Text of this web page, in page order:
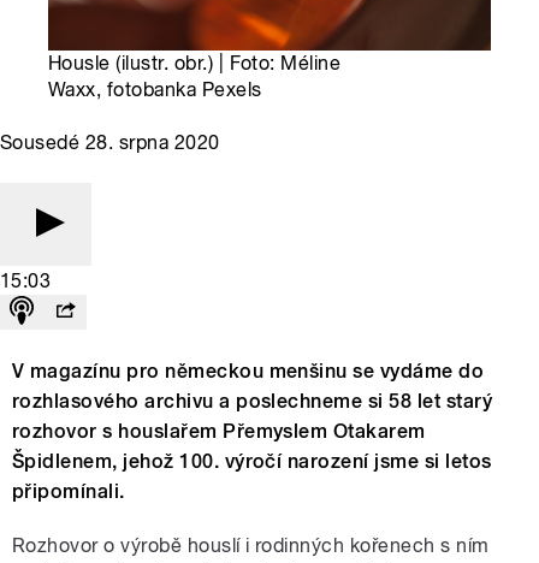
Housle (ilustr. obr.) | Foto: Méline
Waxx, fotobanka Pexels
Sousedé 28. srpna 2020
15:03
V magazínu pro německou menšinu se vydáme do
rozhlasového archivu a poslechneme si 58 let starý
rozhovor s houslařem Přemyslem Otakarem
Špidlenem, jehož 100. výročí narození jsme si letos
připomínali.
Rozhovor o výrobě houslí i rodinných kořenech s ním